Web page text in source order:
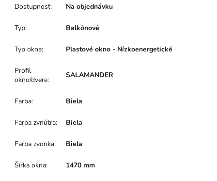
Dostupnosť: Na objednávku
Typ: Balkónové
Typ okna: Plastové okno - Nízkoenergetické
Profil
okno/dvere:
SALAMANDER
Farba: Biela
Farba zvnútra: Biela
Farba zvonka: Biela
Šírka okna: 1470 mm